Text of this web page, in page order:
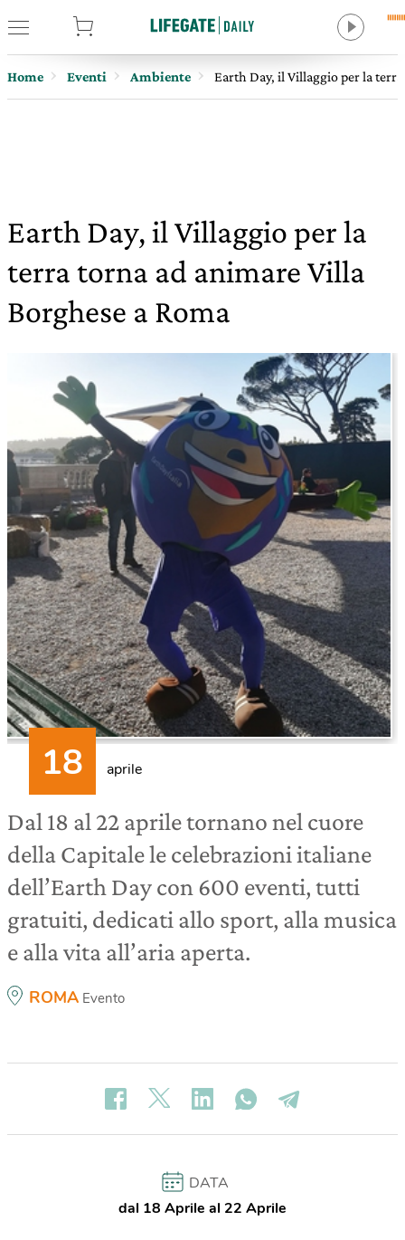
Home Eventi Ambiente Earth Day, il Villaggio per la
Earth Day, il Villaggio per la
terra torna ad animare Villa
Borghese a Roma
aprile
Dal 18 al 22 aprile tornano nel cuore
della Capitale le celebrazioni italiane
dell’Earth Day con 600 eventi, tutti
gratuiti, dedicati allo sport, alla musica
e alla vita all’aria aperta.
ROMA Evento
DATA
dal 18 Aprile al 22 Aprile